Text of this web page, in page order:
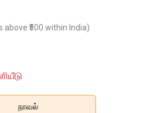
₹500 within India)
நாவல்